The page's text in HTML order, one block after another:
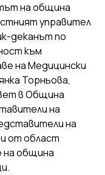
на община
управител
деканът по
към
на Медицински
Торньова,
в Община
на
на
от област
на община